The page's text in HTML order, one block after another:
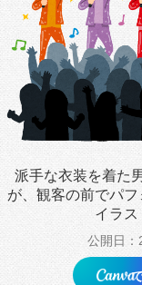
派手な衣装を着た
が、観客の前でパ
イラス
公開日